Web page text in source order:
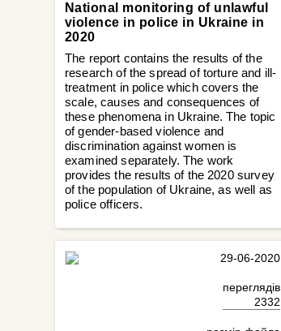
National monitoring of unlawful
violence in police in Ukraine in
2020
The report contains the results of the
research of the spread of torture and ill-
treatment in police which covers the
scale, causes and consequences of
these phenomena in Ukraine. The topic
of gender-based violence and
discrimination against women is
examined separately. The work
provides the results of the 2020 survey
of the population of Ukraine, as well as
police officers.
29-06-2020
переглядів
2332